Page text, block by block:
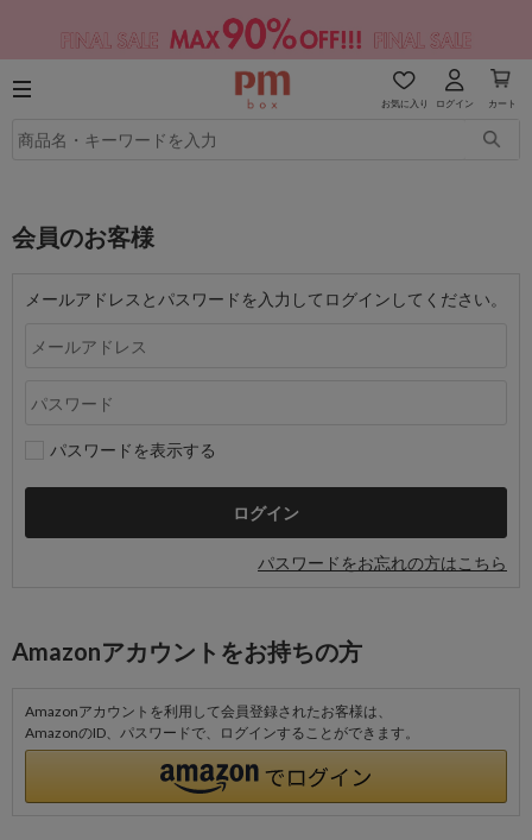
お気に入り ログイン カート
会員のお客様
メールアドレスとパスワードを入力してログインしてください。
パスワードを表示する
パスワードをお忘れの方はこちら
Amazonアカウントをお持ちの方
Amazonアカウントを利用して会員登録されたお客様は、
AmazonのID、パスワードで、ログインすることができます。